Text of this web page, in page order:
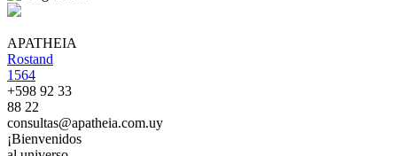
APATHEIA
Rostand
1564
+598 92 33
88 22
consultas@apatheia.com.uy
¡Bienvenidos